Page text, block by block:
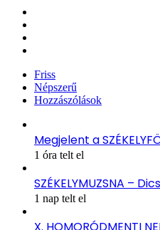
Friss
Népszerű
Hozzászólások
Megjelent a
1 óra telt el
SZÉKELYMUZSNA –
1 nap telt el
X. HOMORÓDMENTI